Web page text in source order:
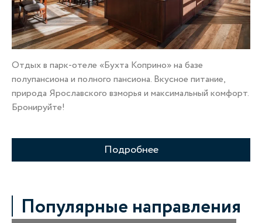
Отдых в парк-отеле «Бухта Коприно» на базе
полупансиона и полного пансиона. Вкусное питание,
природа Ярославского взморья и максимальный комфорт.
Бронируйте!
Подробнее
Популярные направления